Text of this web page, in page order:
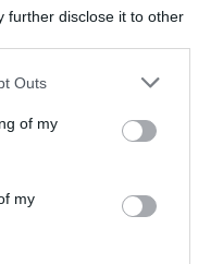
further disclose it to other
Outs
of my
my
l’ús de la
d’un seguit de
De fet, la idea
era la